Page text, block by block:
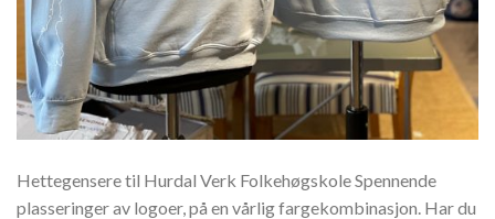
Hettegensere til Hurdal Verk Folkehøgskole Spennende
plasseringer av logoer, på en vårlig fargekombinasjon. Har du